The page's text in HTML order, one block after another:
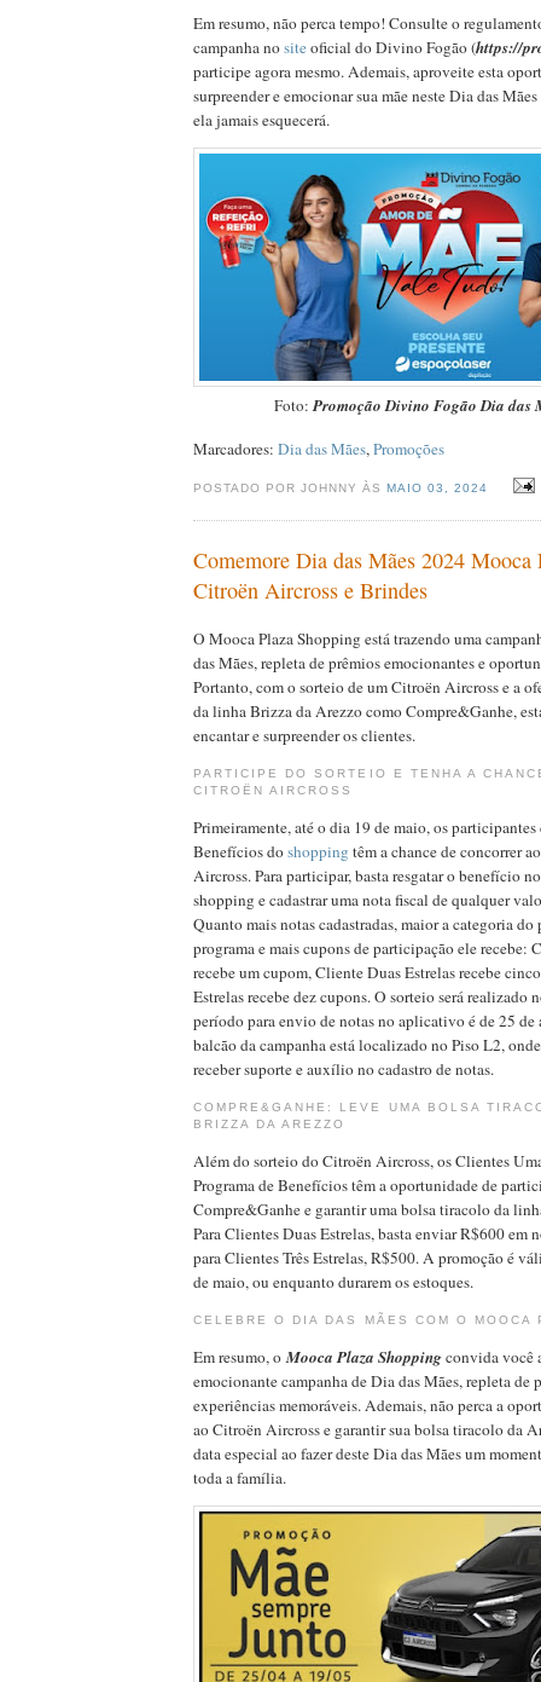
Em resumo, não perca tempo! Consulte o
campanha nositeoficial do Divino Fogão (https://
participe agora mesmo. Ademais, aproveite esta
surpreender e emocionar sua mãe neste Dia das
ela jamais esquecerá.
Foto:Promoção Divino Fogão Dia das
Marcadores: Dia das Mães,Promoções
POSTADO POR JOHNNY ÀSMAIO 03, 2024
Comemore Dia das Mães 2024 Mooca
Citroën Aircross e Brindes
O Mooca Plaza Shopping está trazendo uma
das Mães, repleta de prêmios emocionantes e
Portanto, com o sorteio de um Citroën Aircross e a
da linha Brizza da Arezzo como Compre&Ganhe,
encantar e surpreender os clientes.
PARTICIPE DO SORTEIO E TENHA A
CITROËN AIRCROSS
Primeiramente, até o dia 19 de maio, os participantes
Benefícios doshopping têm a chance de concorrer
Aircross. Para participar, basta resgatar o benefício
shopping e cadastrar uma nota fiscal de qualquer
Quanto mais notas cadastradas, maior a categoria
programa e mais cupons de participação ele recebe:
recebe um cupom, Cliente Duas Estrelas recebe
Estrelas recebe dez cupons. O sorteio será realizado
período para envio de notas no aplicativo é de 25
balcão da campanha está localizado no Piso L2,
receber suporte e auxílio no cadastro de notas.
COMPRE&GANHE: LEVE UMA BOLSA
BRIZZA DA AREZZO
Além do sorteio do Citroën Aircross, os Clientes
Programa de Benefícios têm a oportunidade de
Compre&Ganhe e garantir uma bolsa tiracolo da
Para Clientes Duas Estrelas, basta enviar R$600 em
para Clientes Três Estrelas, R$500. A promoção é
de maio, ou enquanto durarem os estoques.
CELEBRE O DIA DAS MÃES COM O MOOCA
Em resumo, oMooca Plaza Shoppingconvida você
emocionante campanha de Dia das Mães, repleta de
experiências memoráveis. Ademais, não perca a
ao Citroën Aircross e garantir sua bolsa tiracolo da
data especial ao fazer deste Dia das Mães um
toda a família.